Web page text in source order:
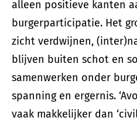
alleen positieve kanten
burgerparticipatie. Het
zicht verdwijnen,
blijven buiten schot en
samenwerken onder
spanning en ergernis.
vaak makkelijker dan